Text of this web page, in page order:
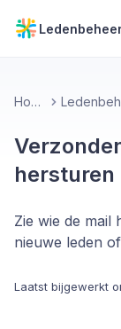
Home
hersturen
Zie wie de mail
nieuwe leden
Laatst bijgewerkt